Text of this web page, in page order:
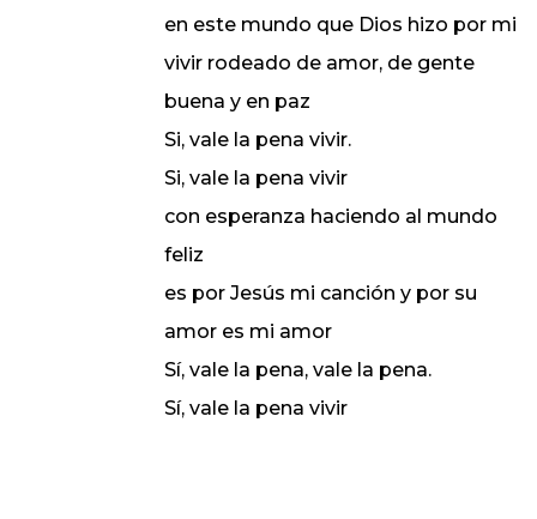
en este mundo que Dios hizo por mi
vivir rodeado de amor, de gente
buena y en paz
Si, vale la pena vivir.
Si, vale la pena vivir
con esperanza haciendo al mundo
feliz
es por Jesús mi canción y por su
amor es mi amor
Sí, vale la pena, vale la pena.
Sí, vale la pena vivir